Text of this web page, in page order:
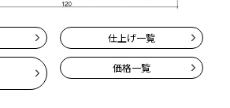
仕上げ一覧
価格一覧